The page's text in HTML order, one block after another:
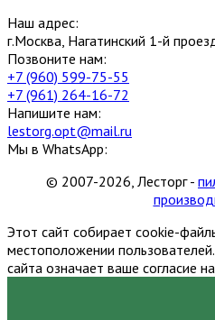
Наш адрес:
г.Москва, Нагатинский 1-й
Позвоните нам:
+7 (960) 599-75-55
+7 (961) 264-16-72
Напишите нам:
lestorg.opt@mail.ru
Мы в WhatsApp:
© 2007-2026, Лесторг -
Этот сайт собирает cookie-
местоположении
сайта означает ваше согласие